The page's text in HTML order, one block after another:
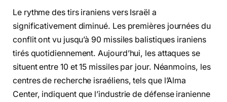
Le rythme des tirs iraniens vers Israël a
significativement diminué. Les premières journées du
conflit ont vu jusqu’à 90 missiles balistiques iraniens
tirés quotidiennement. Aujourd’hui, les attaques se
situent entre 10 et 15 missiles par jour. Néanmoins, les
centres de recherche israéliens, tels que l’Alma
Center, indiquent que l’industrie de défense iranienne